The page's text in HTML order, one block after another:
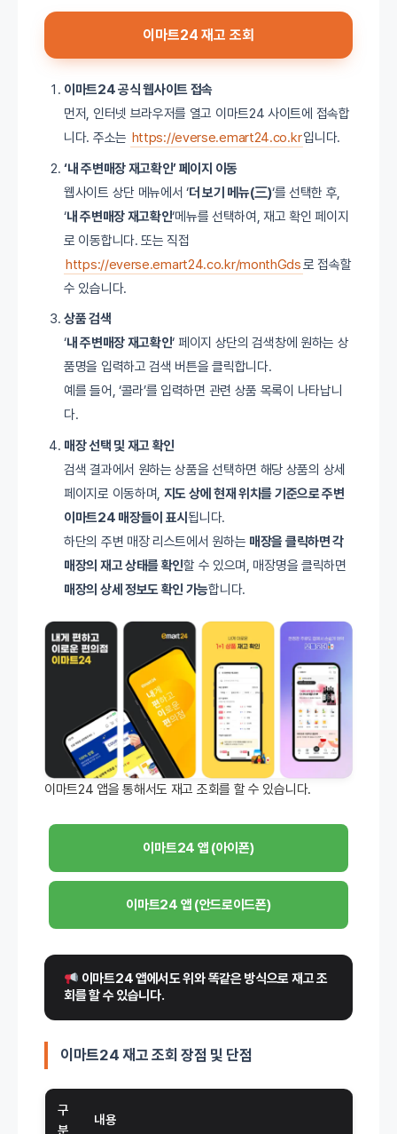
이마트24 재고 조회
이마트24 공식 웹사이트 접속
먼저, 인터넷 브라우저를 열고 이마트24 사이트에 접속합
니다. 주소는 https://everse.emart24.co.kr입니다.
‘내 주변매장 재고확인’ 페이지 이동
웹사이트 상단 메뉴에서 ‘더 보기 메뉴(三)‘를 선택한 후,
‘내 주변매장 재고확인‘메뉴를 선택하여, 재고 확인 페이지
로 이동합니다. 또는 직접
https://everse.emart24.co.kr/monthGds로 접속할
수 있습니다.
상품 검색
‘내 주변매장 재고확인‘ 페이지 상단의 검색창에 원하는 상
품명을 입력하고 검색 버튼을 클릭합니다.
예를 들어, ‘콜라’를 입력하면 관련 상품 목록이 나타납니
다.
매장 선택 및 재고 확인
검색 결과에서 원하는 상품을 선택하면 해당 상품의 상세
페이지로 이동하며, 지도 상에 현재 위치를 기준으로 주변
이마트24 매장들이 표시됩니다.
하단의 주변 매장 리스트에서 원하는 매장을 클릭하면 각
매장의 재고 상태를 확인할 수 있으며, 매장명을 클릭하면
매장의 상세 정보도 확인 가능합니다.
이마트24 앱을 통해서도 재고 조회를 할 수 있습니다.
이마트24 앱 (아이폰)
이마트24 앱 (안드로이드폰)
이마트24 앱에서도 위와 똑같은 방식으로 재고 조
회를 할 수 있습니다.
이마트24 재고 조회 장점 및 단점
구
분
내용